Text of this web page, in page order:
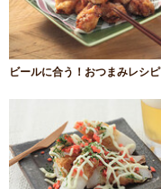
ビールに合う！おつまみレシピ